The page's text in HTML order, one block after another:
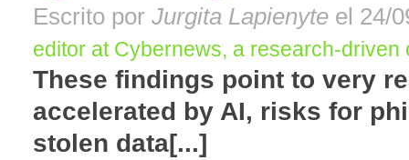
Escrito por Jurgita Lapienyte el 24/
editor at Cybernews, a research-
These findings point to very
accelerated by AI, risks for
stolen data[...]